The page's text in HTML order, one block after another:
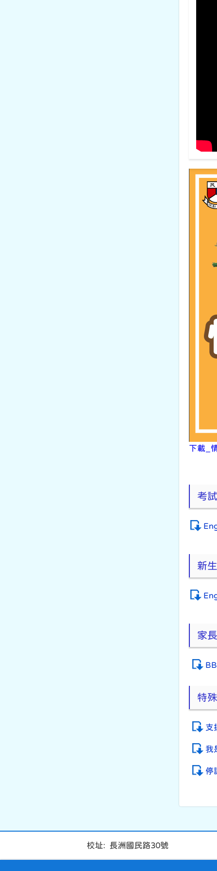
下載_
考
新
家
特
支
我
停
校址: 長洲國民路30號